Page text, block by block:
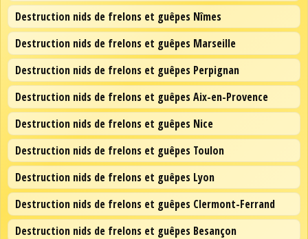
Destruction nids de frelons et guêpes Nîmes
Destruction nids de frelons et guêpes Marseille
Destruction nids de frelons et guêpes Perpignan
Destruction nids de frelons et guêpes Aix-en-Provence
Destruction nids de frelons et guêpes Nice
Destruction nids de frelons et guêpes Toulon
Destruction nids de frelons et guêpes Lyon
Destruction nids de frelons et guêpes Clermont-Ferrand
Destruction nids de frelons et guêpes Besançon